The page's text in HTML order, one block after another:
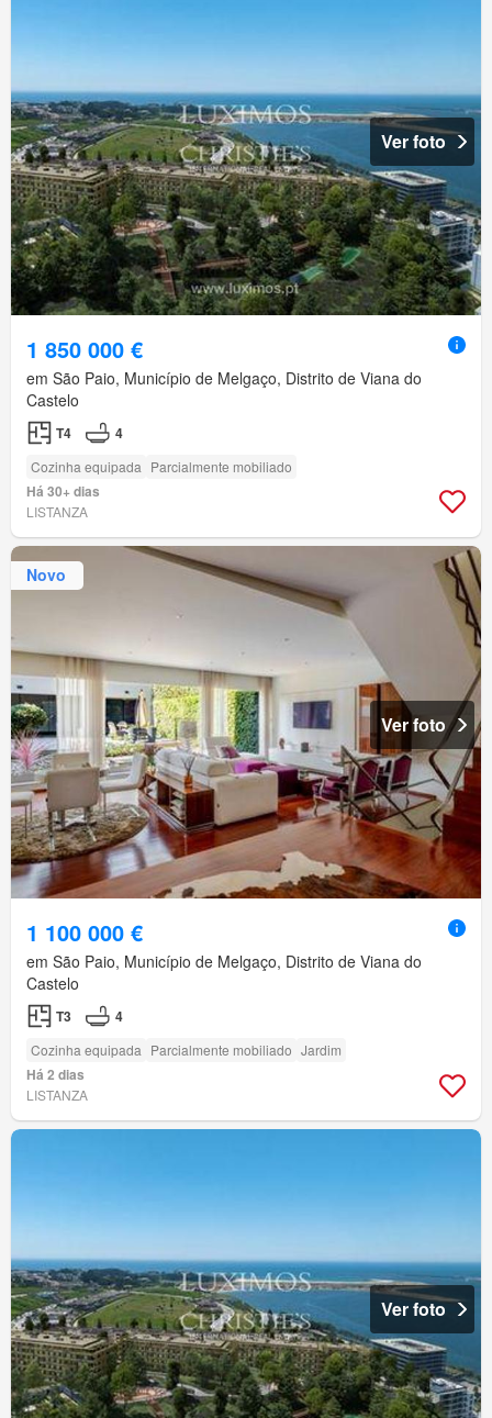
Ver foto
1 850 000 €
em São Paio, Município de Melgaço, Distrito de Viana do
Castelo
T4 4
Cozinha equipada Parcialmente mobiliado
Há 30+ dias
LISTANZA
Novo
Ver foto
1 100 000 €
em São Paio, Município de Melgaço, Distrito de Viana do
Castelo
T3 4
Cozinha equipada Parcialmente mobiliado Jardim
Há 2 dias
LISTANZA
Ver foto